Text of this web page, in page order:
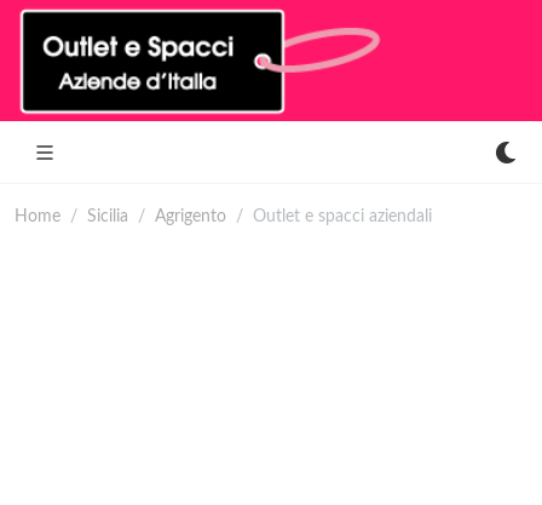
Home Sicilia Agrigento Outlet e spacci aziendali